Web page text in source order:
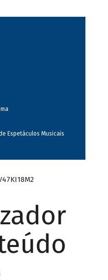
Espetáculos Musicais